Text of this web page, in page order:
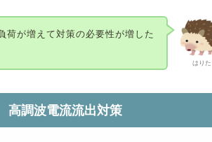
はりた
荷が増えて対策の必要性が増した
高調波電流流出対策